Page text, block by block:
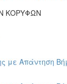
ΚΟΡΥΦΩΝ
με Απάντηση